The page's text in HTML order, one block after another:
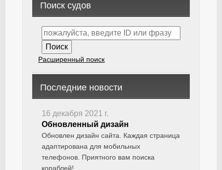
Поиск судов
Расширенный поиск
Последние новости
16 декабря 2021 г.
Обновленный дизайн
Обновлен дизайн сайта. Каждая страница
адаптирована для мобильных
телефонов. Приятного вам поиска
кораблей!